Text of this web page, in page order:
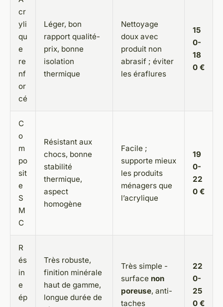
cr
yli
qu
e
re
nf
or
cé
Léger, bon
rapport qualité-
prix, bonne
isolation
thermique
Nettoyage
doux avec
produit non
abrasif ; éviter
les éraflures
15
0-
18
0 €
C
o
m
po
sit
e
S
M
C
Résistant aux
chocs, bonne
stabilité
thermique,
aspect
homogène
Facile ;
supporte mieux
les produits
ménagers que
l’acrylique
19
0-
22
0 €
R
és
in
e
ép
Très robuste,
finition minérale
haut de gamme,
longue durée de
Très simple -
surface non
poreuse, anti-
taches
22
0-
25
0 €